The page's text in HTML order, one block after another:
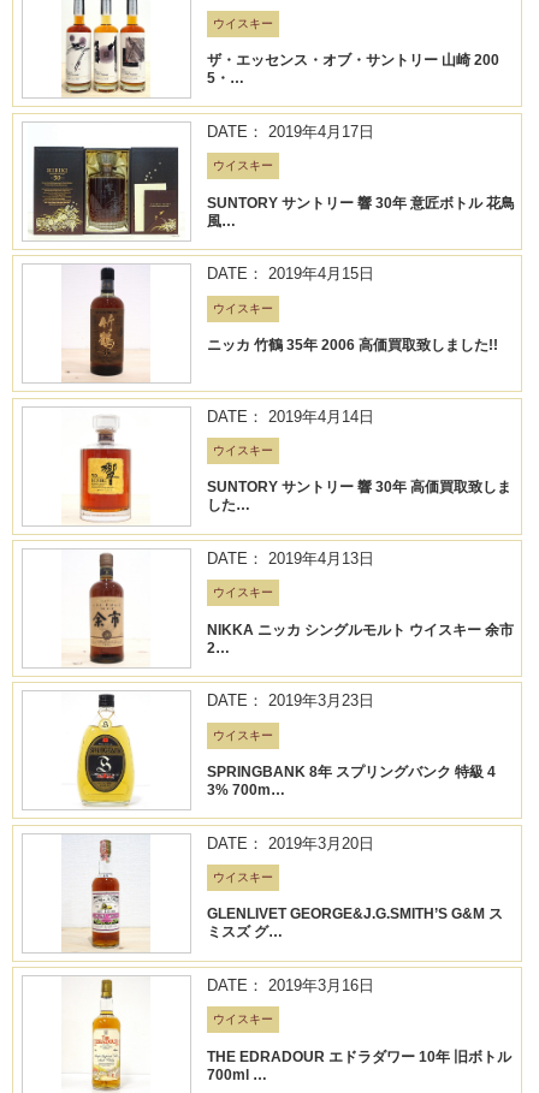
ウイスキー
ザ・エッセンス・オブ・サントリー 山崎 200
5・…
DATE： 2019年4月17日
ウイスキー
SUNTORY サントリー 響 30年 意匠ボトル 花鳥
風…
DATE： 2019年4月15日
ウイスキー
ニッカ 竹鶴 35年 2006 高価買取致しました!!
DATE： 2019年4月14日
ウイスキー
SUNTORY サントリー 響 30年 高価買取致しま
した…
DATE： 2019年4月13日
ウイスキー
NIKKA ニッカ シングルモルト ウイスキー 余市
2…
DATE： 2019年3月23日
ウイスキー
SPRINGBANK 8年 スプリングバンク 特級 4
3% 700m…
DATE： 2019年3月20日
ウイスキー
GLENLIVET GEORGE&J.G.SMITH’S G&M ス
ミスズ グ…
DATE： 2019年3月16日
ウイスキー
THE EDRADOUR エドラダワー 10年 旧ボトル
700ml …